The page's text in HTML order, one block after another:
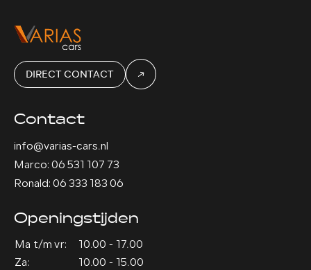
DIRECT CONTACT
Contact
info@varias-cars.nl
Marco: 06 531 107 73
Ronald: 06 333 183 06
Openingstijden
Ma t/m vr:
10.00 - 17.00
Za:
10.00 - 15.00